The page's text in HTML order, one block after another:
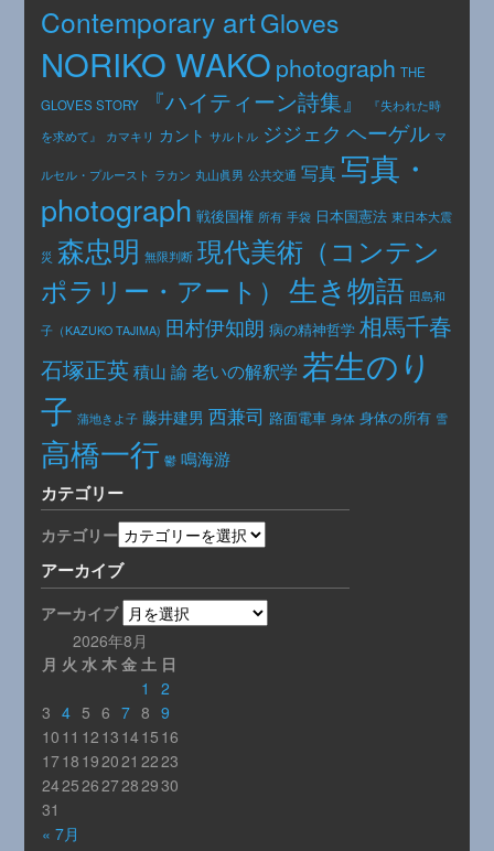
Contemporary artGloves
NORIKO WAKOphotograph THE
GLOVES STORY
『ハイティーン詩集』
『失われた時
を求めて』
カマキリ カント サルトル ジジェク ヘーゲル マ
ルセル・プルースト ラカン 丸山眞男 公共交通 写真 写真・
photograph 戦後国権 所有 手袋 日本国憲法 東日本大震
災 森忠明 無限判断 現代美術（コンテン
ポラリー・アート） 生き物語 田島和
子（KAZUKO TAJIMA) 田村伊知朗 病の精神哲学 相馬千春
石塚正英 積山 諭 老いの解釈学 若生のり
子 蒲地きよ子 藤井建男 西兼司 路面電車 身体 身体の所有 雪
高橋一行 鬱 鳴海游
カテゴリー
カテゴリー
アーカイブ
アーカイブ
2026年8月
月 火 水 木 金 土 日
« 7月
1
2
3 4 5 6 7 8 9
10 11 12 13 1415 16
1718 192021 2223
24252627282930
31